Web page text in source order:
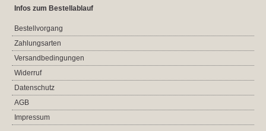
Infos zum Bestellablauf
Bestellvorgang
Zahlungsarten
Versandbedingungen
Widerruf
Datenschutz
AGB
Impressum